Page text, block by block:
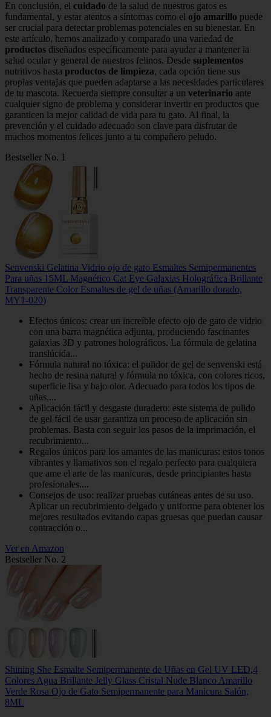
En conclusión, el cuidado de la salud de nuestros gatos es
fundamental, y estar atentos a síntomas como el ojo amarillo puede
ser crucial para detectar problemas potenciales en su bienestar. En
este artículo, hemos analizado y comparado una variedad de
productos diseñados específicamente para ayudar a mantener la
salud ocular y general de nuestros felinos. Desde suplementos
nutritivos hasta productos de limpieza, cada opción tiene sus
propias ventajas que pueden adaptarse a las necesidades particulares
de tu mascota. Recuerda siempre consultar a un veterinario ante
cualquier signo de problema y considerar invertir en productos que
garanticen la mejor calidad de vida para tu gato. Al final, la
prevención y el cuidado adecuado son clave para disfrutar de
muchos momentos felices junto a tu compañero peludo.
Bestseller No. 1
Senvenski Gelatina Vidrio ojo de gato Esmaltes Semipermanentes
Para uñas 15ML Magnético Cat Eye Galaxias Holográfica Brillante
Transparente Color Esmaltes de gel de uñas (Amarillo dorado,
MY1-020)
Efectos únicos: crear un increíble efecto ojo de gato de vidrio
con una barra magnética adjunta, produciendo fascinantes
galaxias 3D y patrones holográficos. La fórmula de gelatina
translúcida...
Fórmula natural no tóxica: el pulidor de gel de senvenski está
hecho de resina natural y fórmula no tóxica, con colores ricos,
superficie lisa y bajo olor. Adecuado para todos los tipos de
uñas,...
Aplicación fácil y desgaste duradero: este sistema de pulido
de gel fácil de usar garantiza un proceso de aplicación sin
problemas. Basta con seguir los pasos de la imprimación, el
recubrimiento...
Regalos únicos para los amantes de las manicuras: estos tonos
vibrantes y llamativos son el regalo perfecto para cualquiera
que ame el arte de las manicuras, desde principiantes hasta
profesionales....
Consejos de uso: realizar pruebas cutáneas antes de su uso.
Aplicar un recubrimiento delgado y uniforme para obtener los
mejores resultados evitando capas gruesas que puedan causar
contracción o...
Ver en Amazon
Bestseller No. 2
Shining She Esmalte Semipermanente de Uñas en Gel UV LED,4
Colores Agua Brillante Jelly Glass Cristal Nude Blanco Amarillo
Verde Rosa Ojo de Gato Semipermanente para Manicura Salón,
8ML